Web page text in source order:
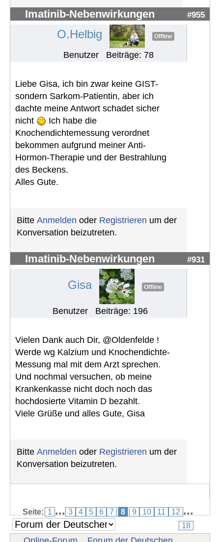
Imatinib-Nebenwirkungen #955
O.Helbig Offline
Benutzer Beiträge: 78
Liebe Gisa, ich bin zwar keine GIST-
sondern Sarkom-Patientin, aber ich
dachte meine Antwort schadet sicher
nicht
Ich habe die
Knochendichtemessung verordnet
bekommen aufgrund meiner Anti-
Hormon-Therapie und der Bestrahlung
des Beckens.
Alles Gute.
Bitte Anmelden oder Registrieren um der
Konversation beizutreten.
Imatinib-Nebenwirkungen #931
Gisa Offline
Benutzer Beiträge: 196
Vielen Dank auch Dir, @Oldenfelde !
Werde wg Kalzium und Knochendichte-
Messung mal mit dem Arzt sprechen.
Und nochmal versuchen, ob meine
Krankenkasse nicht doch noch das
hochdosierte Vitamin D bezahlt.
Viele Grüße und alles Gute, Gisa
Bitte Anmelden oder Registrieren um der
Konversation beizutreten.
Seite: 1 ... 3 4 5 6 7 8 9 10 11 12 ...
18